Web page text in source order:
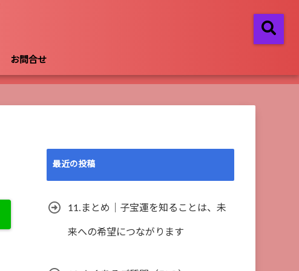
お問合せ
最近の投稿
11.まとめ｜子宝運を知ることは、未
来への希望につながります